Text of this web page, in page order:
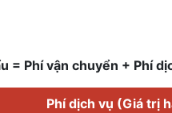
= Phí vận chuyển + Phí
Phí dịch vụ (Giá trị